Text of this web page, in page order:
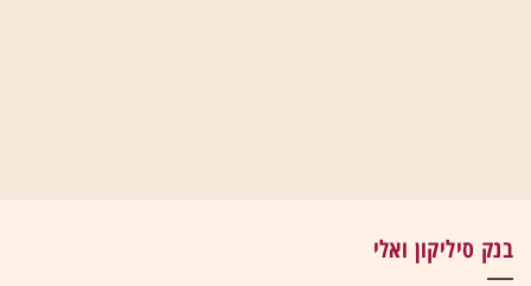
בנק סיליקון ואלי